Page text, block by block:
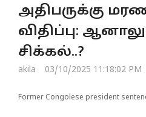
a
v
a
அதிபருக்கு
விதிப்பு:
சிக்கல்..?
akila 03/10/2025 11:18:02 PM
Former Congolese president